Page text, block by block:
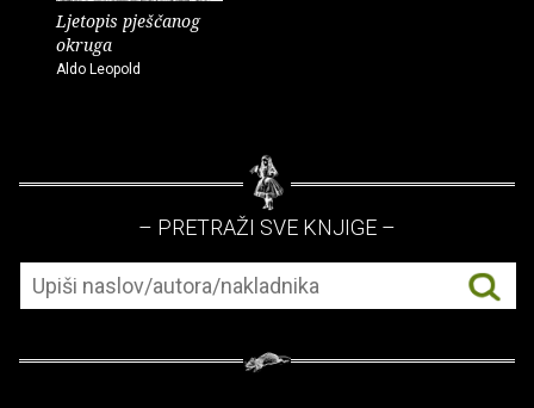
Ljetopis pješčanog
okruga
Aldo Leopold
– PRETRAŽI SVE KNJIGE –